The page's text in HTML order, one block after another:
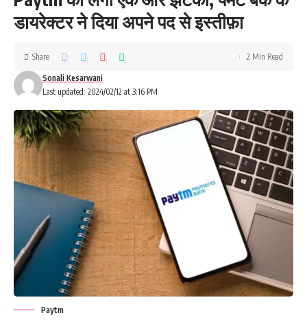
डायरेक्टर ने दिया अपने पद से इस्तीफ़ा
Last updated: 2024/02/12 at 3:16 PM
Sonali Kesarwani
Share 2 Min Read
Paytm